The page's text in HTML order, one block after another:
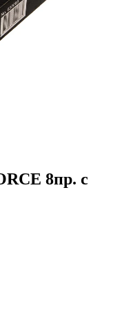
8пр. с